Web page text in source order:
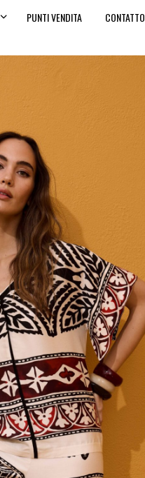
PUNTI VENDITA CONTATTO